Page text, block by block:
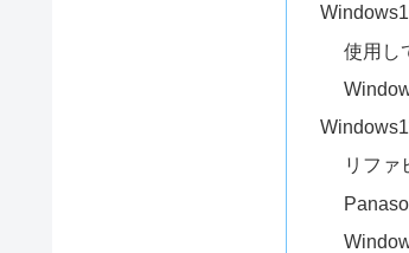
使用し
リファ